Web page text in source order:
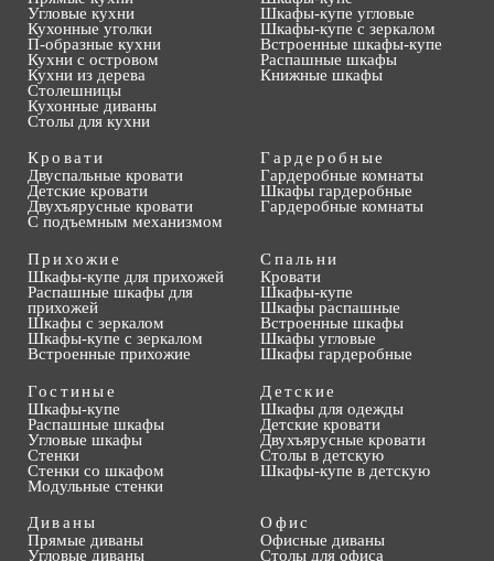
Угловые кухни
Кухонные уголки
П-образные кухни
Кухни с островом
Кухни из дерева
Столешницы
Кухонные диваны
Столы для кухни
Шкафы-купе угловые
Шкафы-купе с зеркалом
Встроенные шкафы-купе
Распашные шкафы
Книжные шкафы
Кровати
Двуспальные кровати
Детские кровати
Двухъярусные кровати
С подъемным механизмом
Гардеробные
Гардеробные комнаты
Шкафы гардеробные
Гардеробные комнаты
Прихожие
Шкафы-купе для прихожей
Распашные шкафы для
прихожей
Шкафы с зеркалом
Шкафы-купе с зеркалом
Встроенные прихожие
Спальни
Кровати
Шкафы-купе
Шкафы распашные
Встроенные шкафы
Шкафы угловые
Шкафы гардеробные
Гостиные
Шкафы-купе
Распашные шкафы
Угловые шкафы
Стенки
Стенки со шкафом
Модульные стенки
Детские
Шкафы для одежды
Детские кровати
Двухъярусные кровати
Столы в детскую
Шкафы-купе в детскую
Диваны
Прямые диваны
Угловые диваны
Офис
Офисные диваны
Столы для офиса